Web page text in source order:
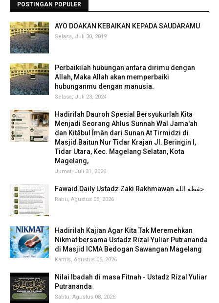
POSTINGAN POPULER
AYO DOAKAN KEBAIKAN KEPADA SAUDARAMU
Selasa, Juli 30, 2019
Perbaikilah hubungan antara dirimu dengan
Allah, Maka Allah akan memperbaiki
hubunganmu dengan manusia.
Selasa, Juli 23, 2024
Hadirilah Dauroh Spesial Bersyukurlah Kita
Menjadi Seorang Ahlus Sunnah Wal Jama'ah
dan Kitâbul Îmân dari Sunan At Tirmidzi di
Masjid Baitun Nur Tidar Krajan Jl. Beringin I,
Tidar Utara, Kec. Magelang Selatan, Kota
Magelang,
Jumat, Juli 31, 2026
Fawaid Daily Ustadz Zaki Rakhmawan حفظه الله
Rabu, Agustus 05, 2026
Hadirilah Kajian Agar Kita Tak Meremehkan
Nikmat bersama Ustadz Rizal Yuliar Putrananda
di Masjid ICMA Bedogan Sawangan Magelang
Kamis, Agustus 06, 2026
Nilai Ibadah di masa Fitnah - Ustadz Rizal Yuliar
Putrananda
Sabtu, Agustus 08, 2026